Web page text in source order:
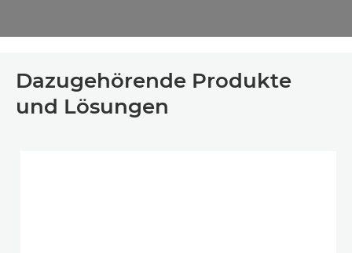
Dazugehörende Produkte
und Lösungen